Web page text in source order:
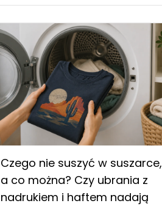
Czego nie suszyć w suszarce,
a co można? Czy ubrania z
nadrukiem i haftem nadają